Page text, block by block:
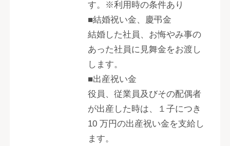
す。※利用時の条件あり
■結婚祝い金、慶弔金
結婚した社員、お悔やみ事の
あった社員に見舞金をお渡し
します。
■出産祝い金
役員、従業員及びその配偶者
が出産した時は、１子につき
10 万円の出産祝い金を支給し
ます。